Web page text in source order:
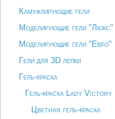
Камуфлирующие гели
Моделирующие гели "Люкс"
Моделирующие гели "Евро"
Гели для 3D лепки
Гель-краска
Гель-краска Lady Victory
Цветная гель-краска